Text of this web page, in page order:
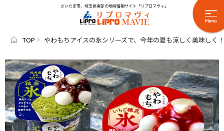
さいたま市、埼玉県南部の地域情報サイト「リプロマヴィ」
TOP やわもちアイスの氷シリーズで、今年の夏も涼しく美味しく！